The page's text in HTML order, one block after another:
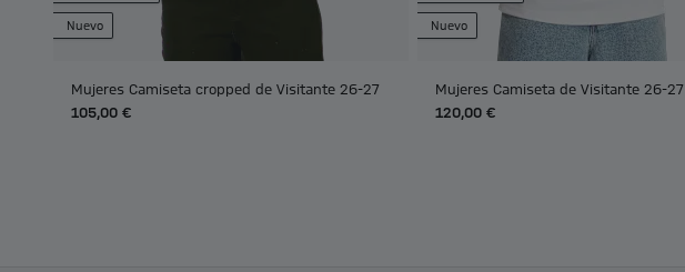
Nuevo
Mujeres Camiseta cropped de Visitante 26-27
105,00 €
Nuevo
Mujeres Camiseta de Visitante 26-27
120,00 €